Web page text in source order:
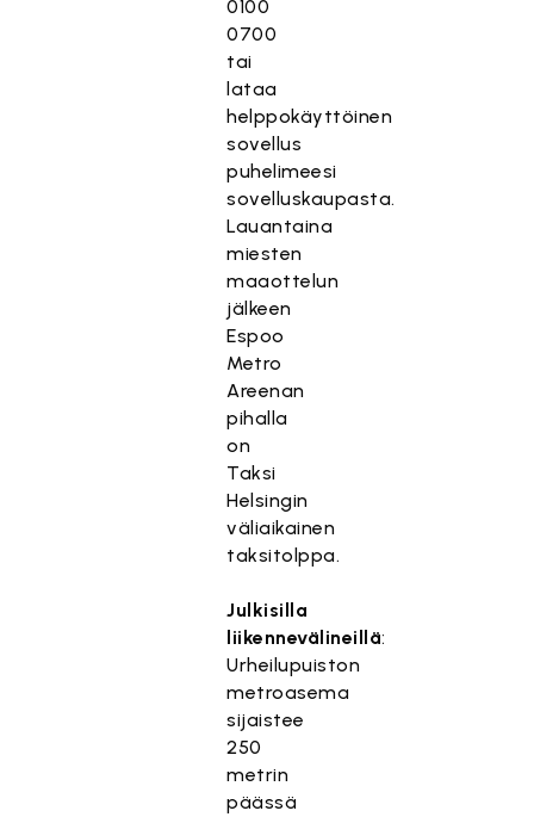
0100
0700
tai
lataa
helppokäyttöinen
sovellus
puhelimeesi
sovelluskaupasta.
Lauantaina
miesten
maaottelun
jälkeen
Espoo
Metro
Areenan
pihalla
on
Taksi
Helsingin
väliaikainen
taksitolppa.
Julkisilla
liikennevälineillä:
Urheilupuiston
metroasema
sijaistee
250
metrin
päässä